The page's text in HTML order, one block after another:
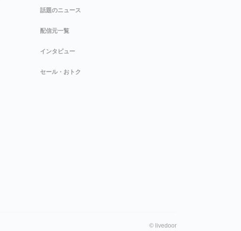
話題のニュース
配信元一覧
インタビュー
セール・おトク
© livedoor